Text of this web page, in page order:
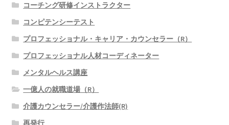
コーチング研修インストラクター
コンピテンシーテスト
プロフェッショナル・キャリア・カウンセラー（R）
プロフェッショナル人材コーディネーター
メンタルヘルス講座
一億人の就職道場（R）
介護カウンセラー/介護作法師(R)
再発行